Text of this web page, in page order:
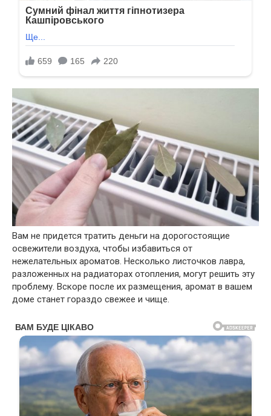
Вам не придется тратить деньги на дорогостоящие
освежители воздуха, чтобы избавиться от
нежелательных ароматов. Несколько листочков лавра,
разложенных на радиаторах отопления, могут решить эту
проблему. Вскоре после их размещения, аромат в вашем
доме станет гораздо свежее и чище.